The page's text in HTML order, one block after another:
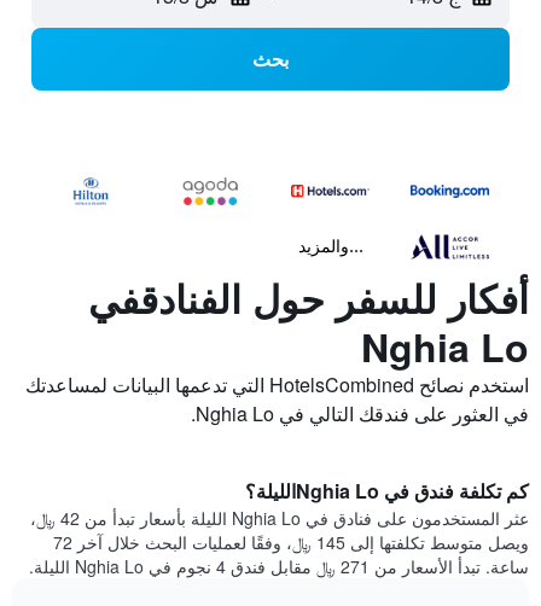
بحث
...والمزيد
أفكار للسفر حول الفنادقفي
Nghia Lo
استخدم نصائح HotelsCombined التي تدعمها البيانات لمساعدتك
في العثور على فندقك التالي في Nghia Lo.
كم تكلفة فندق في Nghia Loالليلة؟
عثر المستخدمون على فنادق في Nghia Lo الليلة بأسعار تبدأ من 42 ﷼،
ويصل متوسط تكلفتها إلى 145 ﷼، وفقًا لعمليات البحث خلال آخر 72
ساعة. تبدأ الأسعار من 271 ﷼ مقابل فندق 4 نجوم في Nghia Lo الليلة.